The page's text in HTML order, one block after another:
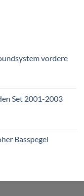
vordere
Set 2001-2003
Basspegel